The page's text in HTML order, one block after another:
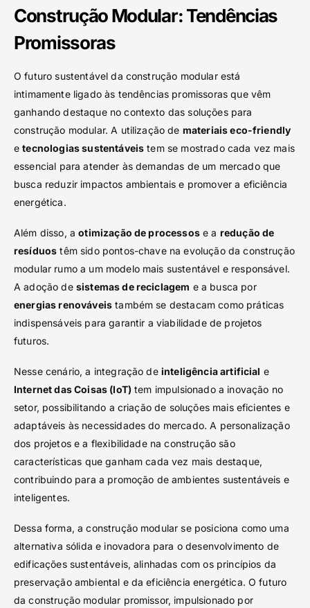
Construção Modular: Tendências
Promissoras
O futuro sustentável da construção modular está
intimamente ligado às tendências promissoras que vêm
ganhando destaque no contexto das soluções para
construção modular. A utilização de materiais eco-friendly
etecnologias sustentáveis tem se mostrado cada vez mais
essencial para atender às demandas de um mercado que
busca reduzir impactos ambientais e promover a eficiência
energética.
Além disso, aotimização de processose a redução de
resíduos têm sido pontos-chave na evolução da construção
modular rumo a um modelo mais sustentável e responsável.
A adoção de sistemas de reciclagem e a busca por
energias renováveis também se destacam como práticas
indispensáveis para garantir a viabilidade de projetos
futuros.
Nesse cenário, a integração de inteligência artificial e
Internet das Coisas (IoT) tem impulsionado a inovação no
setor, possibilitando a criação de soluções mais eficientes e
adaptáveis às necessidades do mercado. A personalização
dos projetos e a flexibilidade na construção são
características que ganham cada vez mais destaque,
contribuindo para a promoção de ambientes sustentáveis e
inteligentes.
Dessa forma, a construção modular se posiciona como uma
alternativa sólida e inovadora para o desenvolvimento de
edificações sustentáveis, alinhadas com os princípios da
preservação ambiental e da eficiência energética. O futuro
da construção modular promissor, impulsionado por